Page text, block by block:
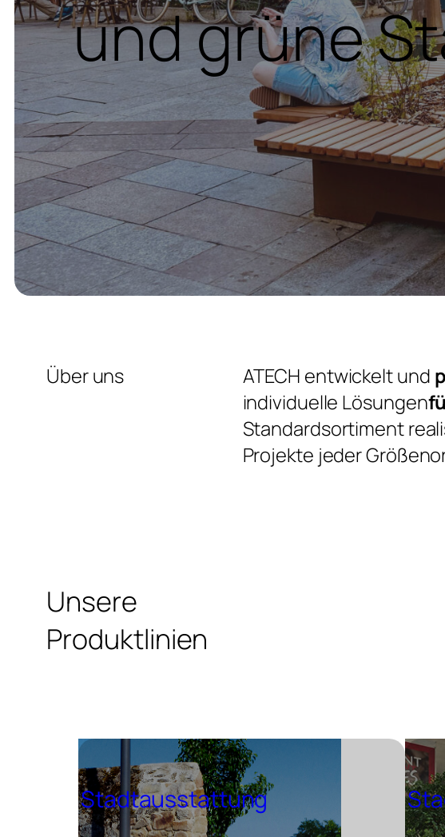
und grüne
Über uns ATECH entwickelt und
individuelle Lösungen
Standardsortiment
Projekte jeder
Unsere
Produktlinien
Stadtausstattung